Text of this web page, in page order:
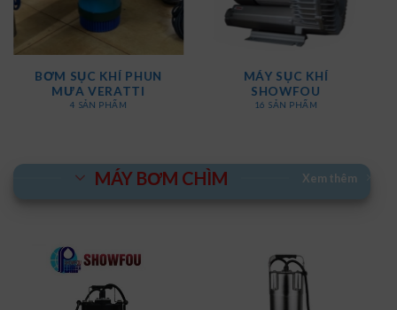
MÁY SỤC KHÍ
SHOWFOU
MÁY SỤC KHÍ
PHUN
MÁY BƠM CHÌM Xem thêm